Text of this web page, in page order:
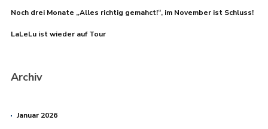
Noch drei Monate „Alles richtig gemahct!“, im November ist Schluss!
LaLeLu ist wieder auf Tour
Archiv
Januar 2026